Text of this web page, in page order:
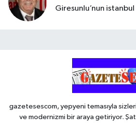
Giresunlu’nun
gazetesescom, yepyeni temasıyla
ve modernizmi bir araya getiriyor.